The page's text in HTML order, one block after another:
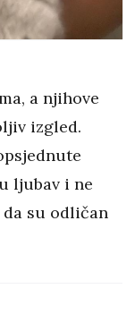
a njihove
izgled.
ljubav i ne
su odličan